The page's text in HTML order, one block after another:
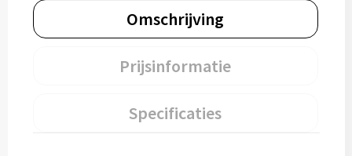
Omschrijving
Prijsinformatie
Specificaties